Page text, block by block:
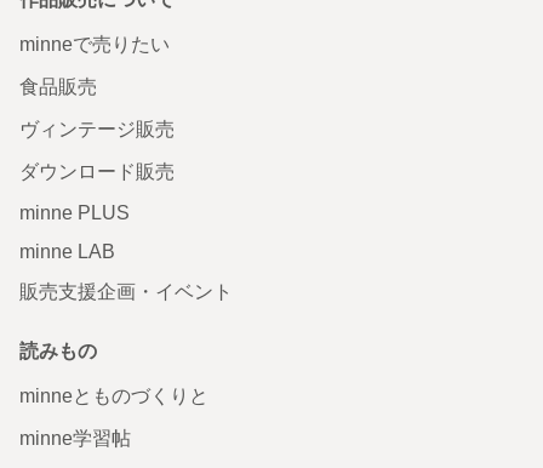
minneで売りたい
食品販売
ヴィンテージ販売
ダウンロード販売
minne PLUS
minne LAB
販売支援企画・イベント
読みもの
minneとものづくりと
minne学習帖